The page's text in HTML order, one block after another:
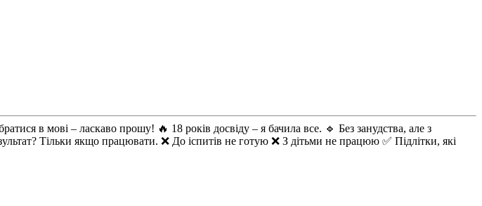
в мові – ласкаво прошу! 🔥 18 років досвіду – я бачила все. 🔹 Без занудства, але з
Тільки якщо працювати. ❌ До іспитів не готую ❌ З дітьми не працюю ✅ Підлітки, які